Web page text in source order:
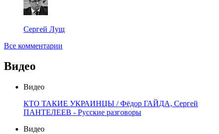
Сергей Лущ
Все комментарии
Видео
Видео
КТО ТАКИЕ УКРАИНЦЫ / Фёдор ГАЙДА, Сергей
ПАНТЕЛЕЕВ - Русские разговоры
Видео